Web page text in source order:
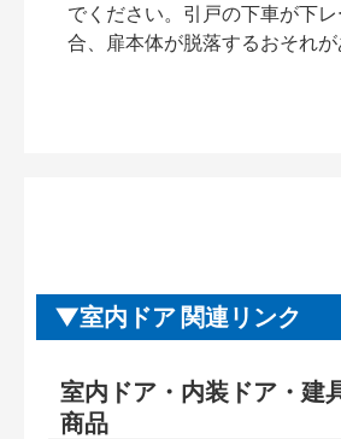
でください。引戸の下車が下
合、扉本体が脱落するおそれが
室内ドア 関連リンク
室内ドア・内装ドア・建
商品